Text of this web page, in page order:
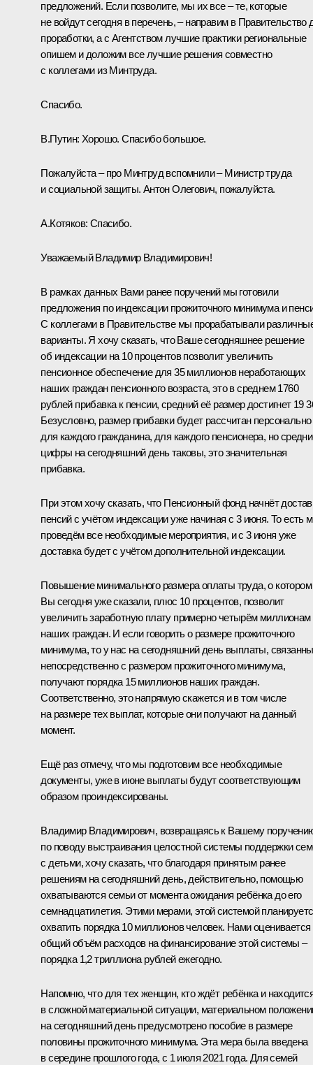
предложений. Если позволите, мы их все – те, которые
не войдут сегодня в перечень, – направим в Правительство
проработки, а с Агентством лучшие практики региональные
опишем и доложим все лучшие решения совместно
с коллегами из Минтруда.
Спасибо.
В.Путин: Хорошо. Спасибо большое.
Пожалуйста – про Минтруд вспомнили – Министр труда
и социальной защиты. Антон Олегович, пожалуйста.
А.Котяков: Спасибо.
Уважаемый Владимир Владимирович!
В рамках данных Вами ранее поручений мы готовили
предложения по индексации прожиточного минимума и
С коллегами в Правительстве мы прорабатывали
варианты. Я хочу сказать, что Ваше сегодняшнее решение
об индексации на 10 процентов позволит увеличить
пенсионное обеспечение для 35 миллионов неработающих
наших граждан пенсионного возраста, это в среднем 1760
рублей прибавка к пенсии, средний её размер достигнет 19
Безусловно, размер прибавки будет рассчитан персонально
для каждого гражданина, для каждого пенсионера, но
цифры на сегодняшний день таковы, это значительная
прибавка.
При этом хочу сказать, что Пенсионный фонд начнёт
пенсий с учётом индексации уже начиная с 3 июня. То есть
проведём все необходимые мероприятия, и с 3 июня уже
доставка будет с учётом дополнительной индексации.
Повышение минимального размера оплаты труда, о котором
Вы сегодня уже сказали, плюс 10 процентов, позволит
увеличить заработную плату примерно четырём миллионам
наших граждан. И если говорить о размере прожиточного
минимума, то у нас на сегодняшний день выплаты,
непосредственно с размером прожиточного минимума,
получают порядка 15 миллионов наших граждан.
Соответственно, это напрямую скажется и в том числе
на размере тех выплат, которые они получают на данный
момент.
Ещё раз отмечу, что мы подготовим все необходимые
документы, уже в июне выплаты будут соответствующим
образом проиндексированы.
Владимир Владимирович, возвращаясь к Вашему
по поводу выстраивания целостной системы поддержки
с детьми, хочу сказать, что благодаря принятым ранее
решениям на сегодняшний день, действительно, помощью
охватываются семьи от момента ожидания ребёнка до его
семнадцатилетия. Этими мерами, этой системой
охватить порядка 10 миллионов человек. Нами оценивается
общий объём расходов на финансирование этой системы –
порядка 1,2 триллиона рублей ежегодно.
Напомню, что для тех женщин, кто ждёт ребёнка и
в сложной материальной ситуации, материальном
на сегодняшний день предусмотрено пособие в размере
половины прожиточного минимума. Эта мера была введена
в середине прошлого года, с 1 июля 2021 года. Для семей